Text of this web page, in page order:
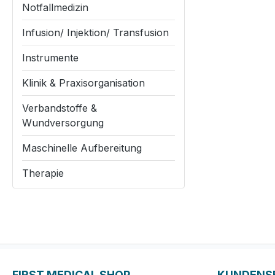
Notfallmedizin
Infusion/ Injektion/ Transfusion
Instrumente
Klinik & Praxisorganisation
Verbandstoffe &
Wundversorgung
Maschinelle Aufbereitung
Therapie